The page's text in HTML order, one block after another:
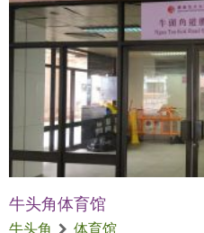
牛头角体育馆
牛头角
体育馆